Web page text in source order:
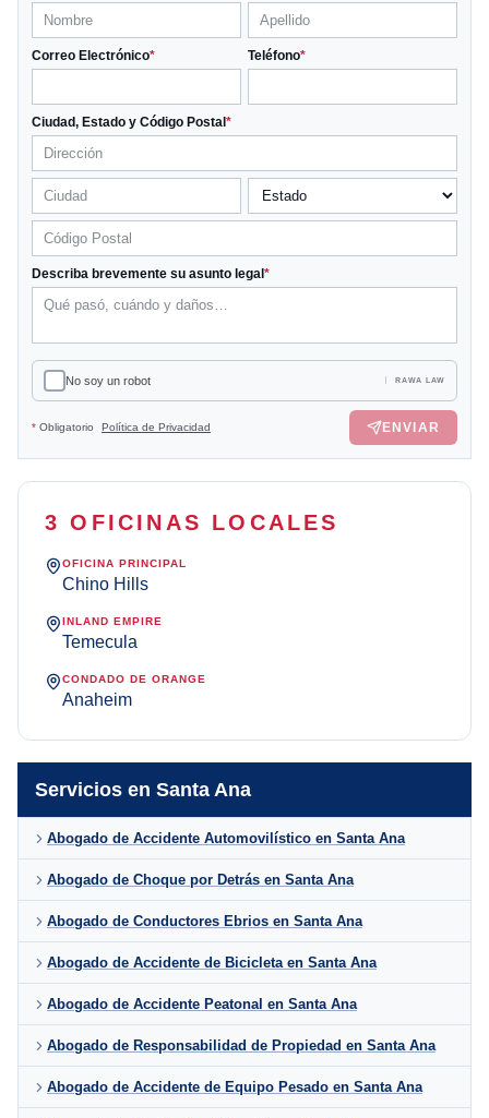
Servicios en Santa Ana
Abogado de Accidente Automovilístico en Santa Ana
Abogado de Choque por Detrás en Santa Ana
Abogado de Conductores Ebrios en Santa Ana
Abogado de Accidente de Bicicleta en Santa Ana
Abogado de Accidente Peatonal en Santa Ana
Abogado de Responsabilidad de Propiedad en Santa Ana
Abogado de Accidente de Equipo Pesado en Santa Ana
Correo Electrónico* Teléfono*
Ciudad, Estado y Código Postal *
Describa brevemente su asunto legal *
No soy un robot RAWA LAW
* Obligatorio Política de Privacidad ENVIAR
3 OFICINAS LOCALES
OFICINA PRINCIPAL
Chino Hills
INLAND EMPIRE
Temecula
CONDADO DE ORANGE
Anaheim